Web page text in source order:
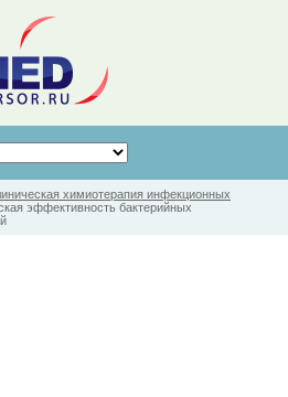
химиотерапия инфекционных
эффективность бактерийных